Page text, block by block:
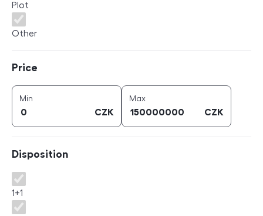
Plot
Other
Price
Min
CZK
Maxprice (
CZK
Disposition
Disposition
1+1